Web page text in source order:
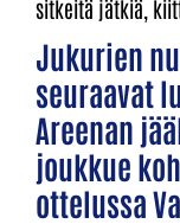
sitkeitä jätkiä,
Jukurien
seuraavat
Areenan
joukkue
ottelussa